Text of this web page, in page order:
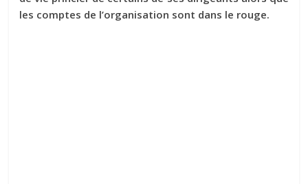
les comptes de l’organisation sont dans le rouge.